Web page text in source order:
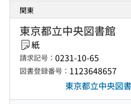
関東
東京都立中央図書館
紙
請求記号： 0231-10-65
図書登録番号： 1123648657
東京都立中央図